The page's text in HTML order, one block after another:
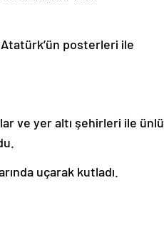
Atatürk’ün posterleri ile
ve yer altı şehirleri ile ünlü
uçarak kutladı.